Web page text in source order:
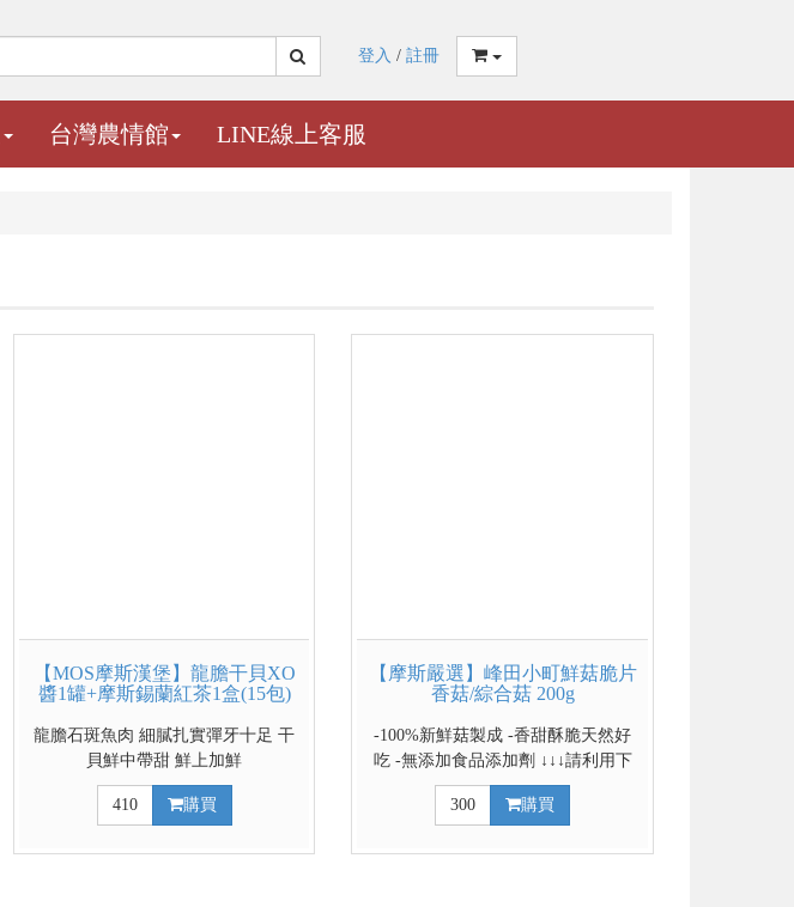
登入 / 註冊
台灣農情館 LINE線上客服
【MOS摩斯漢堡】龍膽干貝XO
醬1罐+摩斯錫蘭紅茶1盒(15包)
龍膽石斑魚肉 細膩扎實彈牙十足 干
貝鮮中帶甜 鮮上加鮮
410 購買
【摩斯嚴選】峰田小町鮮菇脆片
香菇/綜合菇 200g
-100%新鮮菇製成 -香甜酥脆天然好
吃 -無添加食品添加劑 ↓↓↓請利用下
拉式選單選擇口味↓↓↓
300
購買